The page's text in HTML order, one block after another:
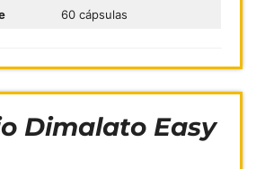
60 cápsulas
Dimalato Easy